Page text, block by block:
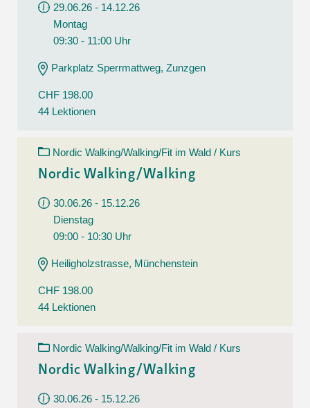
29.06.26 - 14.12.26
Montag
09:30 - 11:00 Uhr
Parkplatz Sperrmattweg, Zunzgen
CHF 198.00
44 Lektionen
Nordic Walking/Walking/Fit im Wald / Kurs
Nordic Walking/Walking
30.06.26 - 15.12.26
Dienstag
09:00 - 10:30 Uhr
Heiligholzstrasse, Münchenstein
CHF 198.00
44 Lektionen
Nordic Walking/Walking/Fit im Wald / Kurs
Nordic Walking/Walking
30.06.26 - 15.12.26